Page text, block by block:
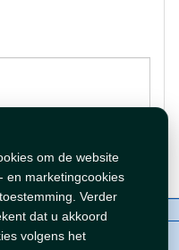
om de website
en marketingcookies
Verder
dat u akkoord
volgens het
Beleid
WhatsAppen
2018-2026